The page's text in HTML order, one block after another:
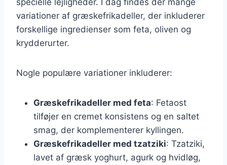
variationer af græskefrikadeller, der inkluderer
forskellige ingredienser som feta, oliven og
krydderurter.
Nogle populære variationer inkluderer:
Græskefrikadeller med feta: Fetaost
tilføjer en cremet konsistens og en saltet
smag, der komplementerer kyllingen.
Græskefrikadeller med tzatziki: Tzatziki,
lavet af græsk yoghurt, agurk og hvidløg,